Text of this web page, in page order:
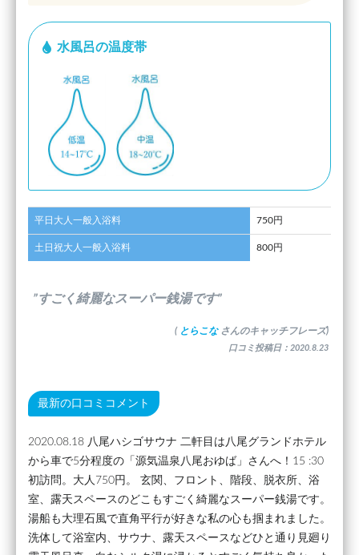
水風呂の温度帯
平日大人一般入浴料 750円
土日祝大人一般入浴料 800円
”すごく綺麗なスーパー銭湯です”
( とらこな さんのキャッチフレーズ)
口コミ投稿日：2020.8.23
最新の口コミコメント
2020.08.18 八尾ハシゴサウナ 二軒目は八尾グランドホテル
から車で5分程度の「源気温泉八尾おゆば」さんへ！15 :30
初訪問。大人750円。 玄関、フロント、階段、脱衣所、浴
室、露天スペースのどこもすごく綺麗なスーパー銭湯です。
湯船も大理石風で直角平行が好きな私の心も掴まれました。
洗体して浴室内、サウナ、露天スペースなどひと通り見廻り